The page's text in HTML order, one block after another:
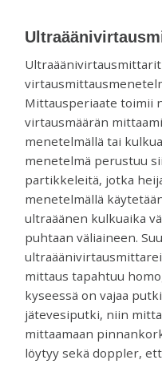
ja
Mittausperiaate toimii
virtausmäärän
menetelmällä tai
menetelmä perustuu
partikkeleitä, jotka
menetelmällä
ultraäänen kulkuaika
puhtaan väliaineen.
mittaus tapahtuu
kyseessä on vajaa
jätevesiputki, niin
mittaamaan
löytyy sekä doppler,